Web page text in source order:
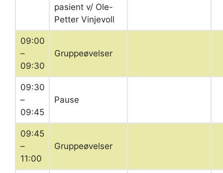
pasient v/ Ole-
Petter Vinjevoll
09:00
–
09:30
Gruppeøvelser
09:30
–
09:45
Pause
09:45
–
11:00
Gruppeøvelser